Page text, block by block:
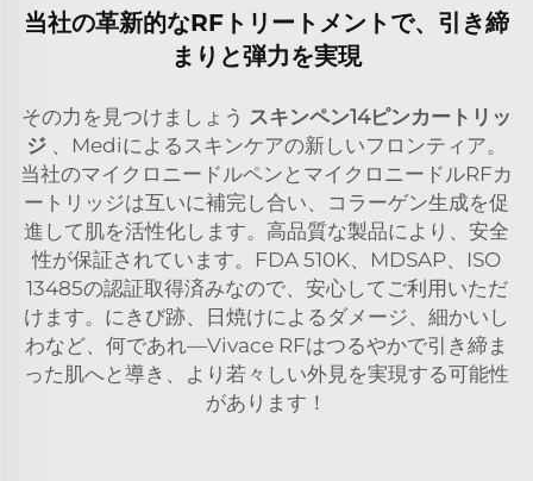
当社の革新的なRFトリートメントで、引き締
まりと弾力を実現
その力を見つけましょう スキンペン14ピンカートリッ
ジ 、Mediによるスキンケアの新しいフロンティア。
当社のマイクロニードルペンとマイクロニードルRFカ
ートリッジは互いに補完し合い、コラーゲン生成を促
進して肌を活性化します。高品質な製品により、安全
性が保証されています。FDA 510K、MDSAP、ISO
13485の認証取得済みなので、安心してご利用いただ
けます。にきび跡、日焼けによるダメージ、細かいし
わなど、何であれ—Vivace RFはつるやかで引き締ま
った肌へと導き、より若々しい外見を実現する可能性
があります！